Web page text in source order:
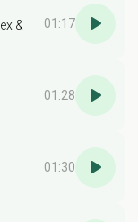
&
01:17
01:28
01:30